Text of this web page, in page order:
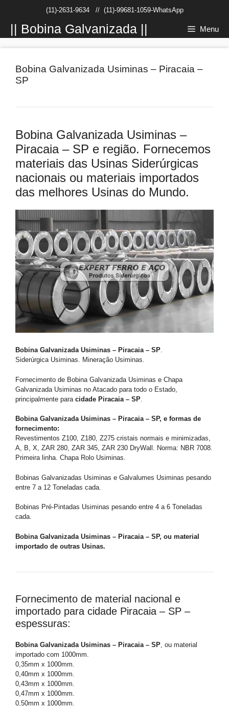
conteúdo
(11)-2631-9634// (11)-99681-1059-WhatsApp
|| Bobina Galvanizada || Menu
Bobina Galvanizada Usiminas – Piracaia –
SP
Bobina Galvanizada Usiminas –
Piracaia – SP e região. Fornecemos
materiais das Usinas Siderúrgicas
nacionais ou materiais importados
das melhores Usinas do Mundo.
Bobina Galvanizada Usiminas – Piracaia – SP.
Siderúrgica Usiminas. Mineração Usiminas.
Fornecimento de Bobina Galvanizada Usiminas e Chapa
Galvanizada Usiminas no Atacado para todo o Estado,
principalmente para cidade Piracaia – SP
Bobina Galvanizada Usiminas – Piracaia – SP, e formas de
fornecimento:
Revestimentos Z100, Z180, Z275 cristais normais e minimizadas,
A, B, X, ZAR 280, ZAR 345, ZAR 230 DryWall. Norma: NBR 7008.
Primeira linha. Chapa Rolo Usiminas.
Bobinas Galvanizadas Usiminas e Galvalumes Usiminas pesando
entre 7 a 12 Toneladas cada.
Bobinas Pré-Pintadas Usiminas pesando entre 4 a 6 Toneladas
cada.
Bobina Galvanizada Usiminas – Piracaia – SP, ou material
importado de outras Usinas.
Fornecimento de material nacional e
importado para cidade Piracaia – SP –
espessuras:
Bobina Galvanizada Usiminas – Piracaia – SP , ou material
importado com 1000mm.
0,35mm x 1000mm.
0,40mm x 1000mm.
0,43mm x 1000mm.
0,47mm x 1000mm.
0,50mm x 1000mm.